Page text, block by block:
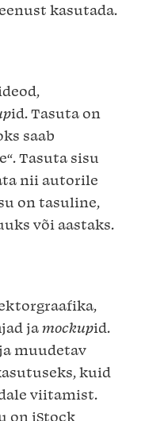
kasutada.
id. Tasuta on
saab
Tasuta sisu
nii autorile
on tasuline,
või aastaks.
jamockupid.
muudetav
kuid
viitamist.
on iStock